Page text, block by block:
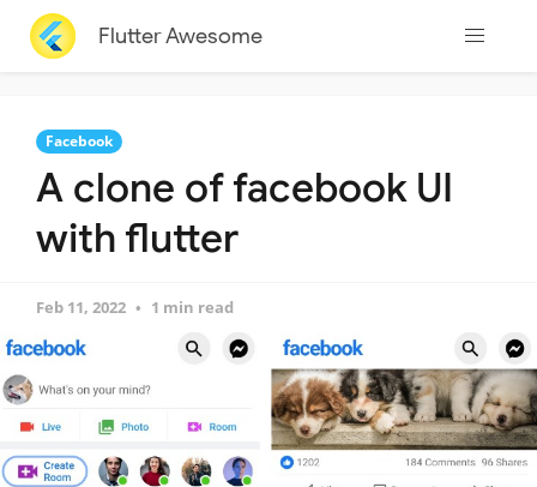
Flutter Awesome
Facebook
A clone of facebook UI
with flutter
Feb 11, 2022 1 min read